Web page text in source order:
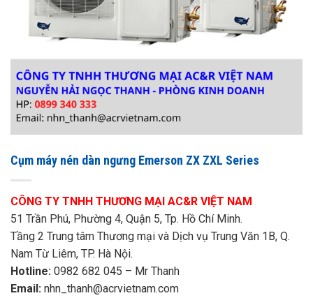
Cụm máy nén dàn ngưng Emerson ZX ZXL Series
CÔNG TY TNHH THƯƠNG MẠI AC&R VIỆT NAM
51 Trần Phú, Phường 4, Quận 5, Tp. Hồ Chí Minh.
Tầng 2 Trung tâm Thương mại và Dịch vụ Trung Văn 1B, Q.
Nam Từ Liêm, TP. Hà Nội.
Hotline: 0982 682 045 – Mr Thanh
Email: nhn_thanh@acrvietnam.com